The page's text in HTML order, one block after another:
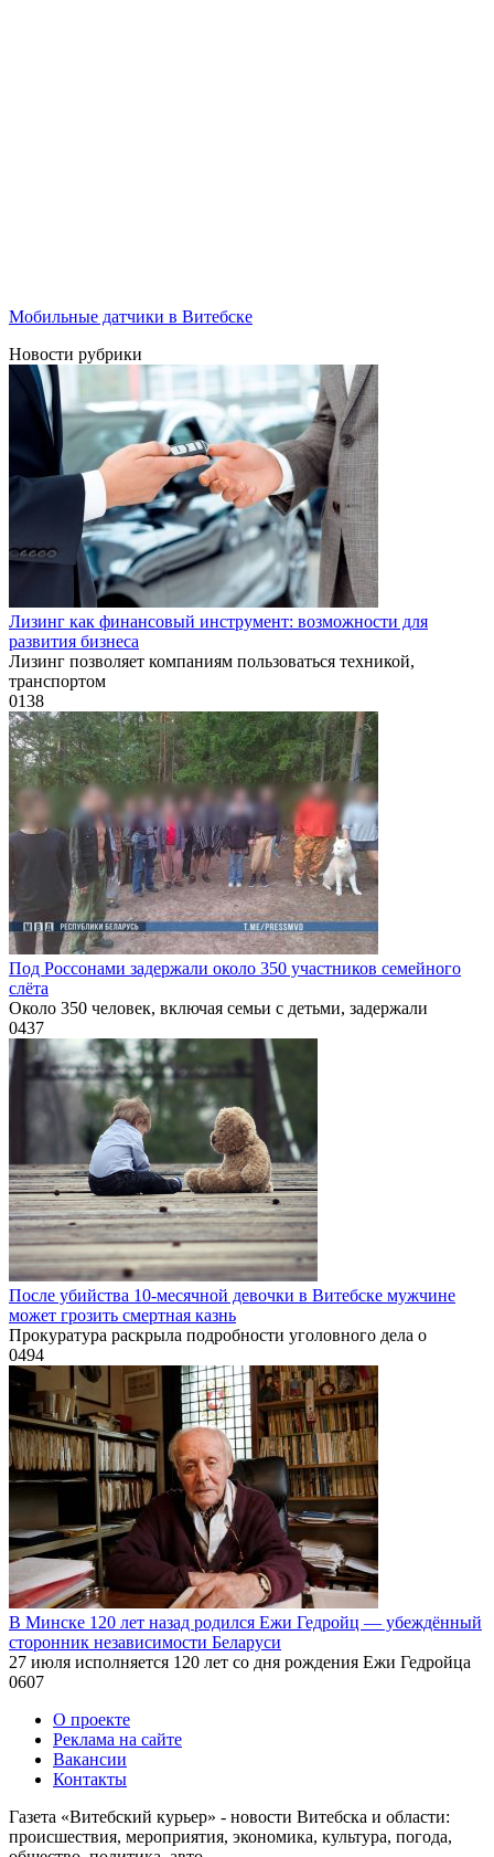
Мобильные датчики в Витебске
Новости рубрики
Лизинг как финансовый инструмент: возможности для
развития бизнеса
Лизинг позволяет компаниям пользоваться техникой,
транспортом
0138
Под Россонами задержали около 350 участников семейного
слёта
Около 350 человек, включая семьи с детьми, задержали
0437
После убийства 10-месячной девочки в Витебске мужчине
может грозить смертная казнь
Прокуратура раскрыла подробности уголовного дела о
0494
В Минске 120 лет назад родился Ежи Гедройц — убеждённый
сторонник независимости Беларуси
27 июля исполняется 120 лет со дня рождения Ежи Гедройца
0607
О проекте
Реклама на сайте
Вакансии
Контакты
Газета «Витебский курьер» - новости Витебска и области:
происшествия, мероприятия, экономика, культура, погода,